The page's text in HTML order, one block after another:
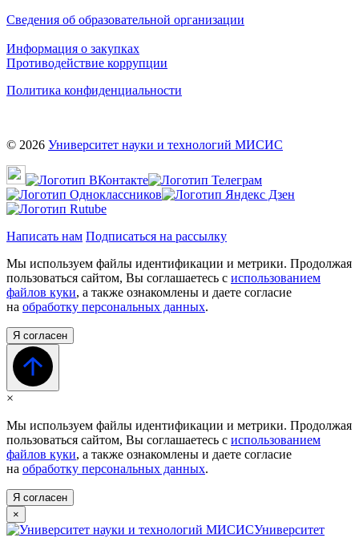
Сведения об образовательной организации
Информация о закупках
Противодействие коррупции
Политика конфиденциальности
© 2026 Университет науки и технологий МИСИС
Написать нам Подписаться на рассылку
Мы используем файлы идентификации и метрики. Продолжая
пользоваться сайтом, Вы соглашаетесь с использованием
файлов куки, а также ознакомлены и даете согласие
на обработку персональных данных.
Я согласен
×
Мы используем файлы идентификации и метрики. Продолжая
пользоваться сайтом, Вы соглашаетесь с использованием
файлов куки, а также ознакомлены и даете согласие
на обработку персональных данных.
Я согласен
×
Университет